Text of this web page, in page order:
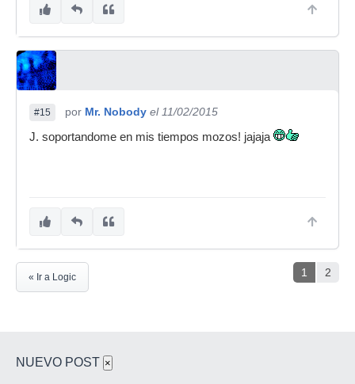
#15 por Mr. Nobody el 11/02/2015
J. soportandome en mis tiempos mozos! jajaja
1 2
« Ir a Logic
NUEVO POST ×